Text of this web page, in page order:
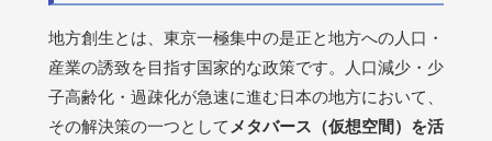
地方創生とは、東京一極集中の是正と地方への人口・
産業の誘致を目指す国家的な政策です。人口減少・少
子高齢化・過疎化が急速に進む日本の地方において、
その解決策の一つとして メタバース（仮想空間）を活